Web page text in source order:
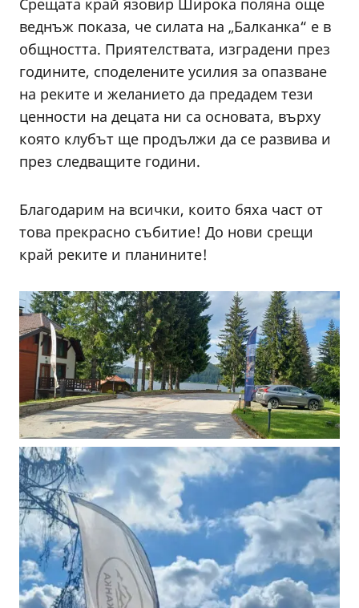
Срещата край язовир Широка поляна още
веднъж показа, че силата на „Балканка“ е в
общността. Приятелствата, изградени през
годините, споделените усилия за опазване
на реките и желанието да предадем тези
ценности на децата ни са основата, върху
която клубът ще продължи да се развива и
през следващите години.
Благодарим на всички, които бяха част от
това прекрасно събитие! До нови срещи
край реките и планините!